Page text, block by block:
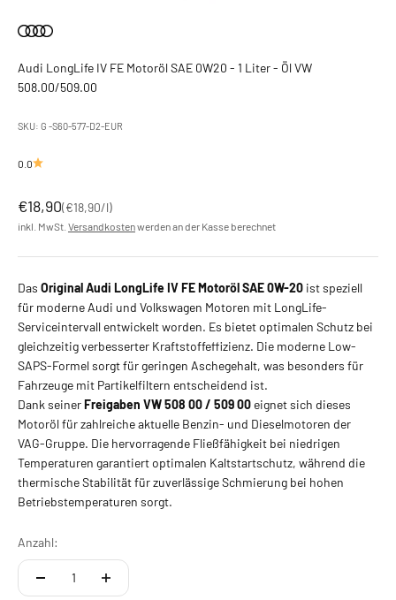
Audi LongLife IV FE Motoröl SAE 0W20 - 1 Liter - Öl VW
508.00/509.00
SKU: G -S60-577-D2-EUR
0.0
Angebot
€18,90(€18,90/l)
inkl. MwSt. Versandkostenwerden an der Kasse berechnet
Das Original Audi LongLife IV FE Motoröl SAE 0W-20 ist speziell
für moderne Audi und Volkswagen Motoren mit LongLife-
Serviceintervall entwickelt worden. Es bietet optimalen Schutz bei
gleichzeitig verbesserter Kraftstoffeffizienz. Die moderne Low-
SAPS-Formel sorgt für geringen Aschegehalt, was besonders für
Fahrzeuge mit Partikelfiltern entscheidend ist.
Dank seinerFreigaben VW 508 00 / 509 00 eignet sich dieses
Motoröl für zahlreiche aktuelle Benzin- und Dieselmotoren der
VAG-Gruppe. Die hervorragende Fließfähigkeit bei niedrigen
Temperaturen garantiert optimalen Kaltstartschutz, während die
thermische Stabilität für zuverlässige Schmierung bei hohen
Betriebstemperaturen sorgt.
Anzahl: